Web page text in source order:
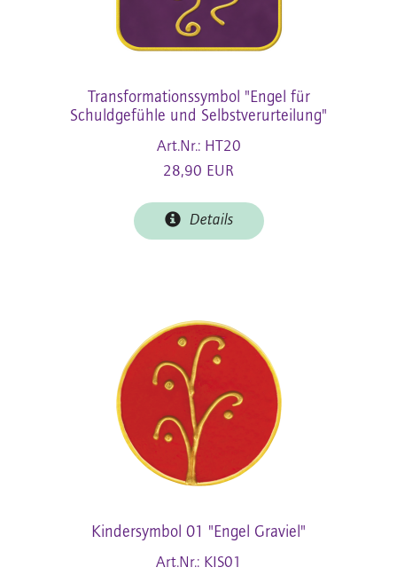
Transformationssymbol "Engel für
Schuldgefühle und Selbstverurteilung"
Art.Nr.: HT20
28,90 EUR
Details
Kindersymbol 01 "Engel Graviel"
Art.Nr.: KIS01